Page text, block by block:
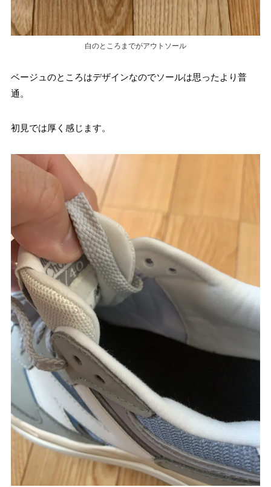
白のところまでがアウトソール
ベージュのところはデザインなのでソールは思ったより普
通。
初見では厚く感じます。